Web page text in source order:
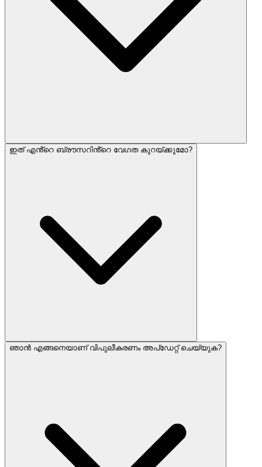
ഇത് എൻ്റെ ബ്രൗസറിൻ്റെ വേഗത കുറയ്ക്കുമോ?
ഞാൻ എങ്ങനെയാണ് വിപുലീകരണം അപ്ഡേറ്റ് ചെയ്യുക?